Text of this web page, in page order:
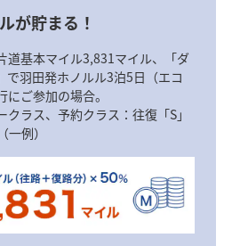
が貯まる！
道基本マイル3,831マイル、「ダ
で羽田発ホノルル3泊5日（エコ
ご参加の場合。
ラス、予約クラス：往復「S」
一例）